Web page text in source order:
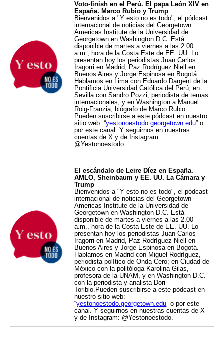
Voto-finish en el Perú. El papa León XIV en
España. Marco Rubio y Trump
Bienvenidos a "Y esto no es todo", el pódcast
internacional de noticias del Georgetown
Americas Institute de la Universidad de
Georgetown en Washington D.C. Está
disponible de martes a viernes a las 2.00
a.m., hora de la Costa Este de EE. UU. Lo
presentan hoy los periodistas Juan Carlos
Iragorri en Madrid, Paz Rodríguez Niell en
Buenos Aires y Jorge Espinosa en Bogotá.
Hablamos en Lima con Eduardo Dargent de la
Pontificia Universidad Católica del Perú; en
Sevilla con Sandro Pozzi, periodista de temas
internacionales, y en Washington a Manuel
Roig-Franzia, biógrafo de Marco Rubio.
Pueden suscribirse a este pódcast en nuestro
sitio web: “yestonoestodo.georgetown.edu” o
por este canal. Y seguirnos en nuestras
cuentas de X y de Instagram:
@Yestonoestodo.
El escándalo de Leire Díez en España.
AMLO, Sheinbaum y EE. UU. La Cámara y
Trump
Bienvenidos a "Y esto no es todo", el pódcast
internacional de noticias del Georgetown
Americas Institute de la Universidad de
Georgetown en Washington D.C. Está
disponible de martes a viernes a las 2.00
a.m., hora de la Costa Este de EE. UU. Lo
presentan hoy los periodistas Juan Carlos
Iragorri en Madrid, Paz Rodríguez Niell en
Buenos Aires y Jorge Espinosa en Bogotá.
Hablamos en Madrid con Miguel Rodríguez,
periodista político de Onda Cero; en Ciudad de
México con la politóloga Karolina Gilas,
profesora de la UNAM, y en Washington D.C.
con la periodista y analista Dori
Toribio.Pueden suscribirse a este pódcast en
nuestro sitio web:
“yestonoestodo.georgetown.edu” o por este
canal. Y seguirnos en nuestras cuentas de X
y de Instagram: @Yestonoestodo.